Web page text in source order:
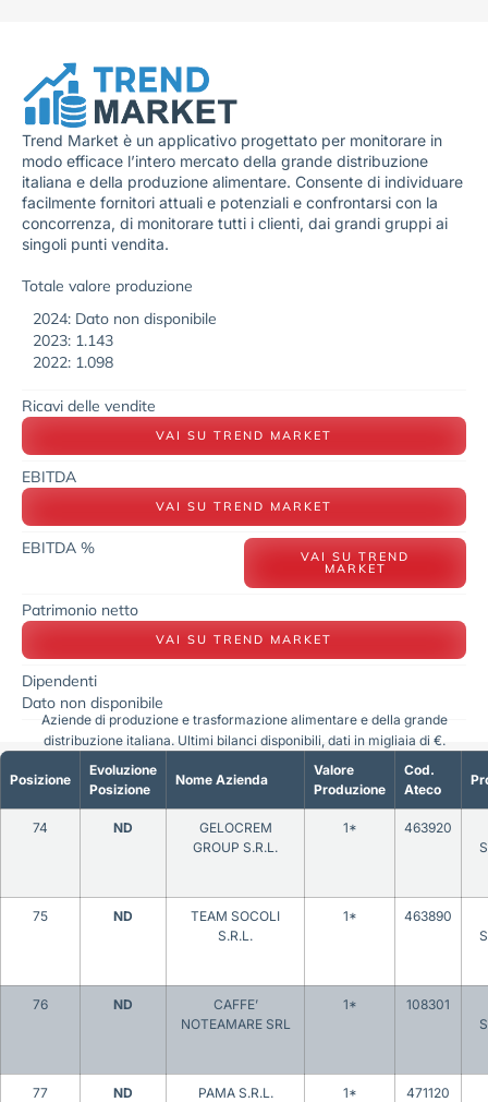
Trend Market è un applicativo progettato per monitorare in
modo efficace l’intero mercato della grande distribuzione
italiana e della produzione alimentare. Consente di individuare
facilmente fornitori attuali e potenziali e confrontarsi con la
concorrenza, di monitorare tutti i clienti, dai grandi gruppi ai
singoli punti vendita.
Totale valore produzione
2024: Dato non disponibile
2023: 1.143
2022: 1.098
Ricavi delle vendite
VAI SU TREND MARKET
EBITDA
VAI SU TREND MARKET
EBITDA % VAI SU TREND
MARKET
Patrimonio netto
VAI SU TREND MARKET
Dipendenti
Dato non disponibile
Posizione
Evoluzione
Posizione
Nome Azienda
Valore
Produzione
Cod.
Ateco
74 ND
GELOCREM
GROUP S.R.L.
1*
463920
75 ND
TEAM SOCOLI
S.R.L.
1*
463890
76 ND
CAFFE’
NOTEAMARE SRL
1*
108301
77 ND PAMA S.R.L. 1*
471120
Aziende di produzione e trasformazione alimentare e della grande
distribuzione italiana. Ultimi bilanci disponibili, dati in migliaia di €.